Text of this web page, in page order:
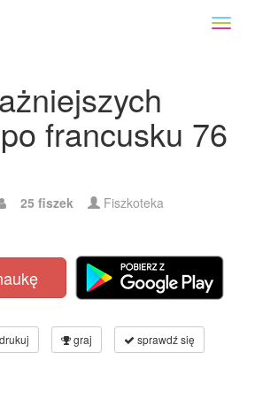
francusku 76
25 fiszek Fiszkoteka
graj sprawdź się